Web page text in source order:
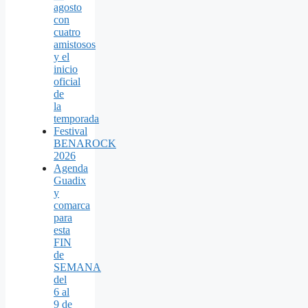
agosto
con
cuatro
amistosos
y el
inicio
oficial
de
la
temporada
Festival
BENAROCK
2026
Agenda
Guadix
y
comarca
para
esta
FIN
de
SEMANA
del
6 al
9 de